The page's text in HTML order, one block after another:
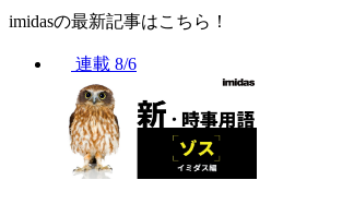
imidasの最新記事はこちら！
連載 8/6